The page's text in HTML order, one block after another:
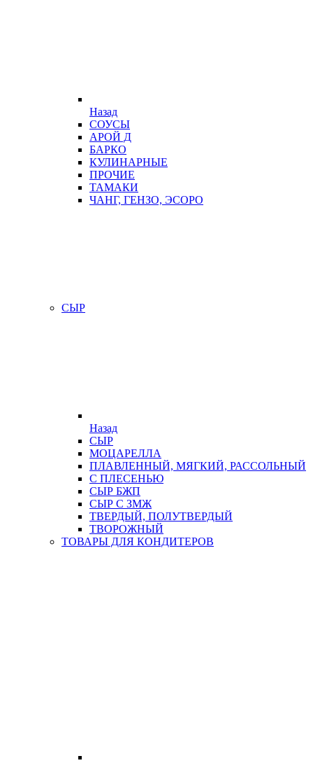
Назад
СОУСЫ
АРОЙ Д
БАРКО
КУЛИНАРНЫЕ
ПРОЧИЕ
ТАМАКИ
ЧАНГ, ГЕНЗО, ЭСОРО
СЫР
Назад
СЫР
МОЦАРЕЛЛА
ПЛАВЛЕННЫЙ, МЯГКИЙ, РАССОЛЬНЫЙ
С ПЛЕСЕНЬЮ
СЫР БЖП
СЫР С ЗМЖ
ТВЕРДЫЙ, ПОЛУТВЕРДЫЙ
ТВОРОЖНЫЙ
ТОВАРЫ ДЛЯ КОНДИТЕРОВ